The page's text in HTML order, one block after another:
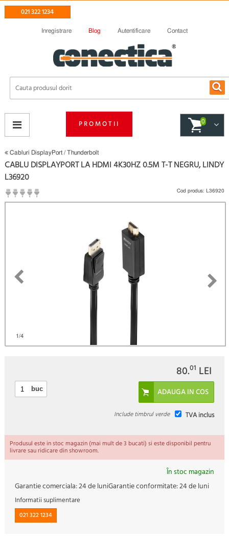
021 322 1234
Inregistrare Blog Autentificare Contact
PROMOTII 0
Cabluri DisplayPort / Thunderbolt
1/4
CABLU DISPLAYPORT LA HDMI 4K30HZ 0.5M T-T NEGRU, LINDY
L36920
(
Cod produs: L36920
80.01 LEI
buc
TVA inclus
Include timbrul verde
Produsul este in stoc magazin (mai mult de 3 bucati) si este disponibil pentru
livrare sau ridicare din showroom.
În stoc magazin
Garantie comerciala:24 de luniGarantie conformitate:24 de luni
Informatii suplimentare
021 322 1234